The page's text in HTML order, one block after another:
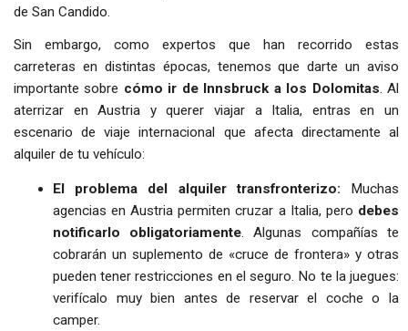
de San Candido.
Sin embargo, como expertos que han recorrido estas
carreteras en distintas épocas, tenemos que darte un aviso
importante sobre cómo ir de Innsbruck a los Dolomitas. Al
aterrizar en Austria y querer viajar a Italia, entras en un
escenario de viaje internacional que afecta directamente al
alquiler de tu vehículo:
El problema del alquiler transfronterizo: Muchas
agencias en Austria permiten cruzar a Italia, pero debes
notificarlo obligatoriamente. Algunas compañías te
cobrarán un suplemento de «cruce de frontera» y otras
pueden tener restricciones en el seguro. No te la juegues:
verifícalo muy bien antes de reservar el coche o la
camper.